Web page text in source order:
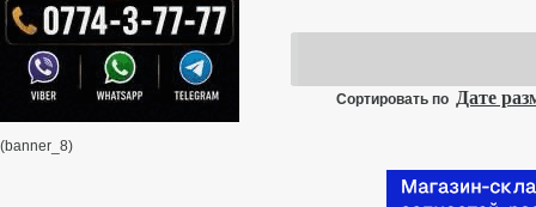
(banner_8)
Сортировать по Дате